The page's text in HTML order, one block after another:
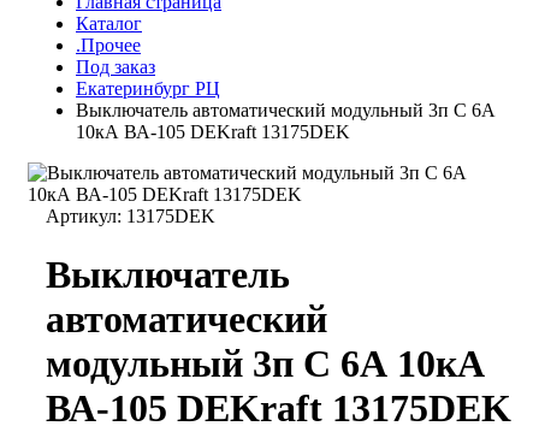
Каталог
.Прочее
Под заказ
Екатеринбург РЦ
Выключатель автоматический модульный 3п C 6А
10кА ВА-105 DEKraft 13175DEK
Артикул: 13175DEK
Выключатель
автоматический
модульный 3п C 6А 10кА
ВА-105 DEKraft 13175DEK